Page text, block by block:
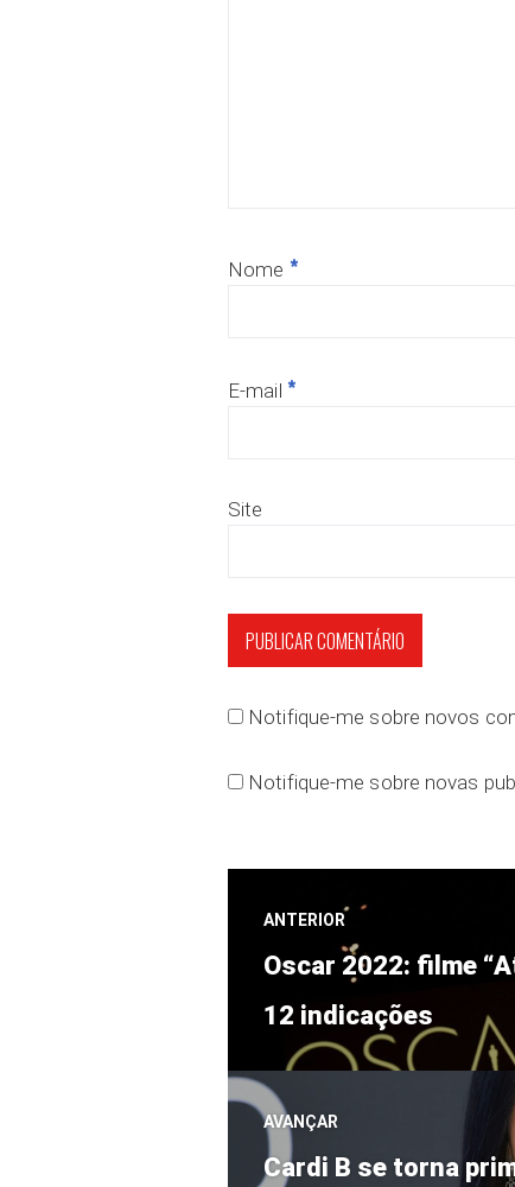
Nome *
E-mail *
Site
Notifique-me sobre novos
Notifique-me sobre novas
Navegação
de
Post
ANTERIOR
Post
anterior:
Oscar 2022: filme
12 indicações
AVANÇAR
Próximo
Cardi B se torna